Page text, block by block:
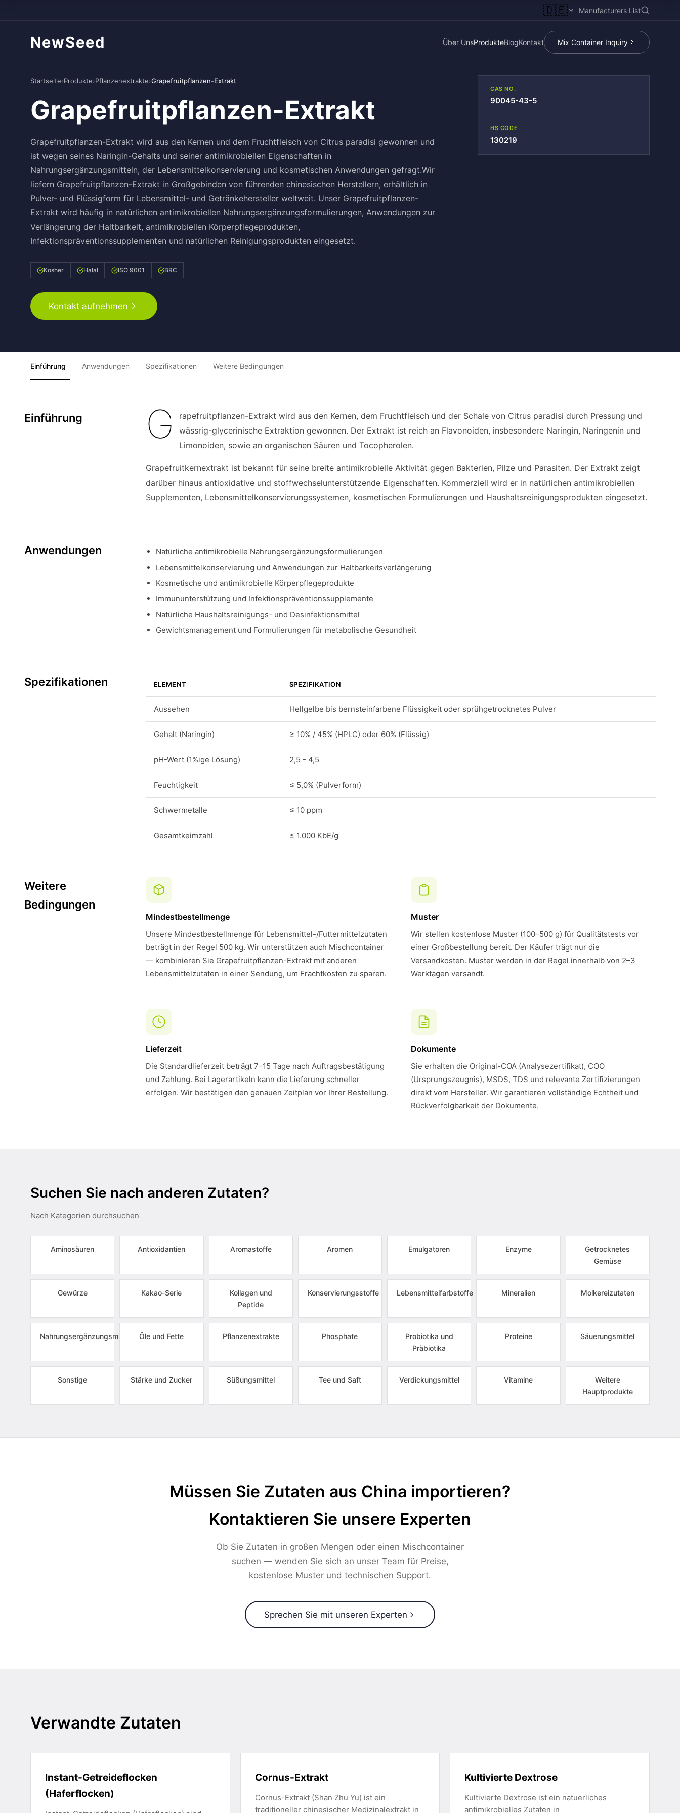
🇩🇪 Manufacturers List
NewSeed Über UnsProdukteBlogKontakt Mix Container Inquiry
Startseite›Produkte›Pflanzenextrakte›Grapefruitpflanzen-Extrakt
Grapefruitpflanzen-Extrakt
Grapefruitpflanzen-Extrakt wird aus den Kernen und dem Fruchtfleisch von Citrus paradisi gewonnen und
ist wegen seines Naringin-Gehalts und seiner antimikrobiellen Eigenschaften in
Nahrungsergänzungsmitteln, der Lebensmittelkonservierung und kosmetischen Anwendungen gefragt.Wir
liefern Grapefruitpflanzen-Extrakt in Großgebinden von führenden chinesischen Herstellern, erhältlich in
Pulver- und Flüssigform für Lebensmittel- und Getränkehersteller weltweit. Unser Grapefruitpflanzen-
Extrakt wird häufig in natürlichen antimikrobiellen Nahrungsergänzungsformulierungen, Anwendungen zur
Verlängerung der Haltbarkeit, antimikrobiellen Körperpflegeprodukten,
Infektionspräventionssupplementen und natürlichen Reinigungsprodukten eingesetzt.
Kosher Halal ISO 9001 BRC
Kontakt aufnehmen
CAS NO.
90045-43-5
HS CODE
130219
Einführung Anwendungen Spezifikationen Weitere Bedingungen
Einführung G
rapefruitpflanzen-Extrakt wird aus den Kernen, dem Fruchtfleisch und der Schale von Citrus paradisi durch Pressung und
wässrig-glycerinische Extraktion gewonnen. Der Extrakt ist reich an Flavonoiden, insbesondere Naringin, Naringenin und
Limonoiden, sowie an organischen Säuren und Tocopherolen.
Grapefruitkernextrakt ist bekannt für seine breite antimikrobielle Aktivität gegen Bakterien, Pilze und Parasiten. Der Extrakt zeigt
darüber hinaus antioxidative und stoffwechselunterstützende Eigenschaften. Kommerziell wird er in natürlichen antimikrobiellen
Supplementen, Lebensmittelkonservierungssystemen, kosmetischen Formulierungen und Haushaltsreinigungsprodukten eingesetzt.
Anwendungen
Natürliche antimikrobielle Nahrungsergänzungsformulierungen
Lebensmittelkonservierung und Anwendungen zur Haltbarkeitsverlängerung
Kosmetische und antimikrobielle Körperpflegeprodukte
Immununterstützung und Infektionspräventionssupplemente
Natürliche Haushaltsreinigungs- und Desinfektionsmittel
Gewichtsmanagement und Formulierungen für metabolische Gesundheit
Spezifikationen ELEMENT SPEZIFIKATION
Aussehen Hellgelbe bis bernsteinfarbene Flüssigkeit oder sprühgetrocknetes Pulver
Gehalt (Naringin) ≥ 10% / 45% (HPLC) oder 60% (Flüssig)
pH-Wert (1%ige Lösung) 2,5 - 4,5
Feuchtigkeit ≤ 5,0% (Pulverform)
Schwermetalle ≤ 10 ppm
Gesamtkeimzahl ≤ 1.000 KbE/g
Weitere
Bedingungen
Mindestbestellmenge
Unsere Mindestbestellmenge für Lebensmittel-/Futtermittelzutaten
beträgt in der Regel 500 kg. Wir unterstützen auch Mischcontainer
— kombinieren Sie Grapefruitpflanzen-Extrakt mit anderen
Lebensmittelzutaten in einer Sendung, um Frachtkosten zu sparen.
Muster
Wir stellen kostenlose Muster (100–500 g) für Qualitätstests vor
einer Großbestellung bereit. Der Käufer trägt nur die
Versandkosten. Muster werden in der Regel innerhalb von 2–3
Werktagen versandt.
Lieferzeit
Die Standardlieferzeit beträgt 7–15 Tage nach Auftragsbestätigung
und Zahlung. Bei Lagerartikeln kann die Lieferung schneller
erfolgen. Wir bestätigen den genauen Zeitplan vor Ihrer Bestellung.
Dokumente
Sie erhalten die Original-COA (Analysezertifikat), COO
(Ursprungszeugnis), MSDS, TDS und relevante Zertifizierungen
direkt vom Hersteller. Wir garantieren vollständige Echtheit und
Rückverfolgbarkeit der Dokumente.
Suchen Sie nach anderen Zutaten?
Nach Kategorien durchsuchen
Aminosäuren Antioxidantien Aromastoffe Aromen Emulgatoren Enzyme
Getrocknetes
Gemüse
Gewürze Kakao-Serie
Kollagen und
Peptide
Konservierungsstoffe Lebensmittelfarbstoffe Mineralien Molkereizutaten
Nahrungsergänzungsmittel Öle und Fette Pflanzenextrakte Phosphate
Probiotika und
Präbiotika
Proteine Säuerungsmittel
Sonstige Stärke und Zucker Süßungsmittel Tee und Saft Verdickungsmittel Vitamine
Weitere
Hauptprodukte
Müssen Sie Zutaten aus China importieren?
Kontaktieren Sie unsere Experten
Ob Sie Zutaten in großen Mengen oder einen Mischcontainer
suchen — wenden Sie sich an unser Team für Preise,
kostenlose Muster und technischen Support.
Sprechen Sie mit unseren Experten
Verwandte Zutaten
Instant-Getreideflocken
(Haferflocken)
Cornus-Extrakt
Cornus-Extrakt (Shan Zhu Yu) ist ein
traditioneller chinesischer Medizinalextrakt in
Kultivierte Dextrose
Kultivierte Dextrose ist ein natuerliches
antimikrobielles Zutaten in